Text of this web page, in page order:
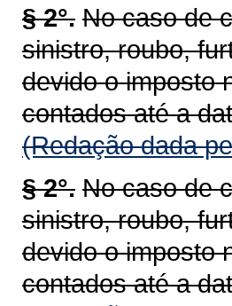
§ 2°. No caso de
sinistro, roubo,
devido o imposto
contados até a
(Redação dada
§ 2°. No caso de
sinistro, roubo,
devido o imposto
contados até a